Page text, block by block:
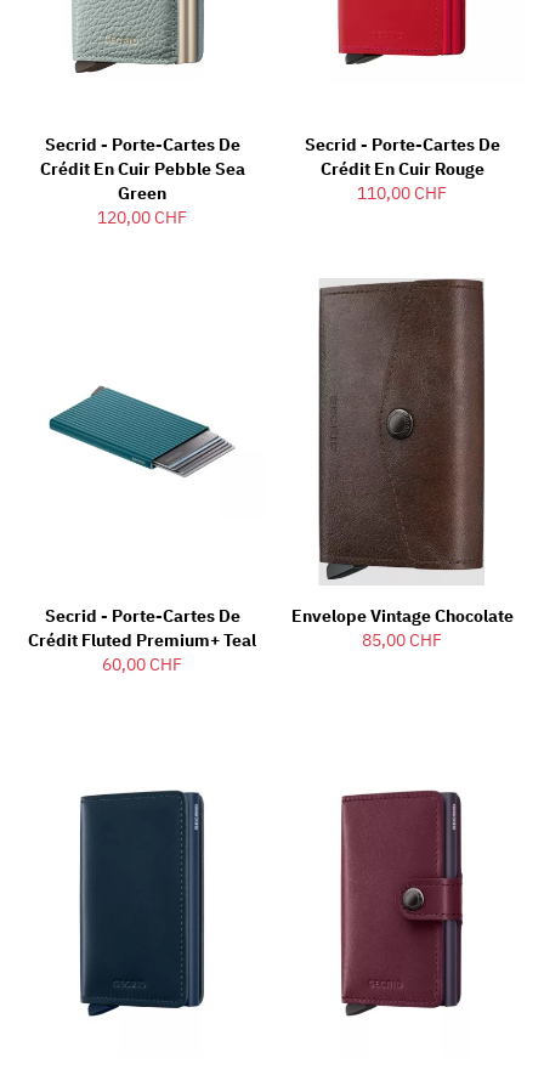
Secrid - Porte-Cartes De
Crédit En Cuir Pebble Sea
Green
120,00 CHF
Secrid - Porte-Cartes De
Crédit En Cuir Rouge
110,00 CHF
Secrid - Porte-Cartes De
Crédit Fluted Premium+ Teal
60,00 CHF
Envelope Vintage Chocolate
85,00 CHF